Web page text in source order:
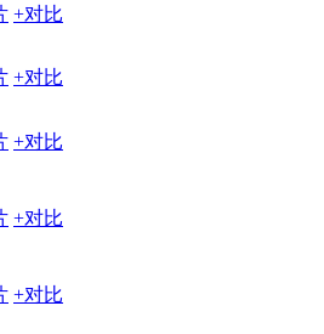
+对比
+对比
+对比
+对比
+对比